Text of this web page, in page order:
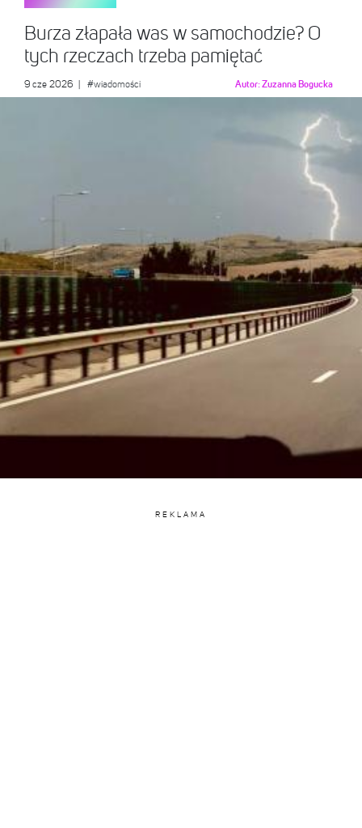
Burza złapała was w samochodzie? O
tych rzeczach trzeba pamiętać
9 cze 2026 #wiadomości Autor:Zuzanna Bogucka
REKLAMA